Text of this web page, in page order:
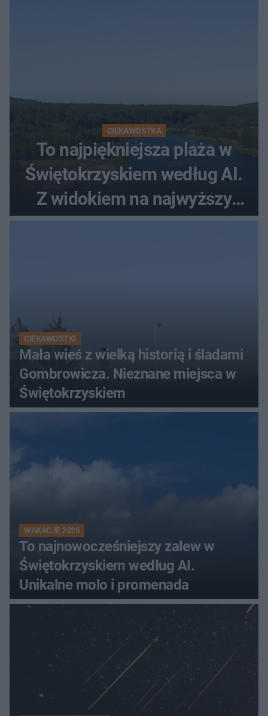
CIEKAWOSTKA
To najpiękniejsza plaża w
Świętokrzyskiem według AI.
Z widokiem na najwyższy
szczyt Gór Świętokrzyskich
CIEKAWOSTKI
Mała wieś z wielką historią i śladami
Gombrowicza. Nieznane miejsca w
Świętokrzyskiem
WAKACJE 2026
To najnowocześniejszy zalew w
Świętokrzyskiem według AI.
Unikalne molo i promenada